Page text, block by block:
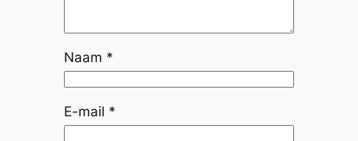
Naam *
E-mail *